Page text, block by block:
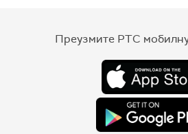
Преузмите РТС